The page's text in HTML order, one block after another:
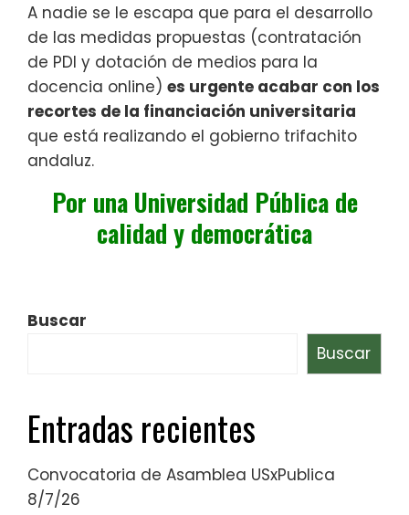
A nadie se le escapa que para el desarrollo
de las medidas propuestas (contratación
de PDI y dotación de medios para la
docencia online) es urgente acabar con los
recortes de la financiación universitaria
que está realizando el gobierno trifachito
andaluz.
Por una Universidad Pública de
calidad y democrática
Buscar
Buscar
Entradas recientes
Convocatoria de Asamblea USxPublica
8/7/26